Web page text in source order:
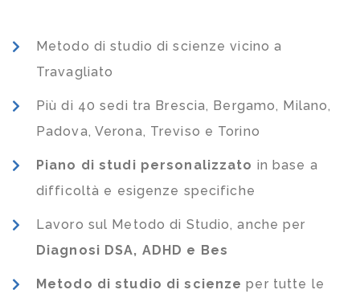
Metodo di studio di scienze vicino a
Travagliato
Più di 40 sedi tra Brescia, Bergamo, Milano,
Padova, Verona, Treviso e Torino
Piano di studi personalizzato in base a
difficoltà e esigenze specifiche
Lavoro sul Metodo di Studio, anche per
Diagnosi DSA, ADHD e Bes
Metodo di studio di scienze per tutte le